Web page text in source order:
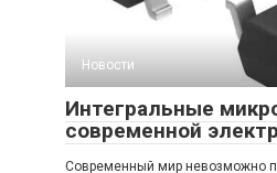
Новости
Интегральные
современной
Современный мир невозможно